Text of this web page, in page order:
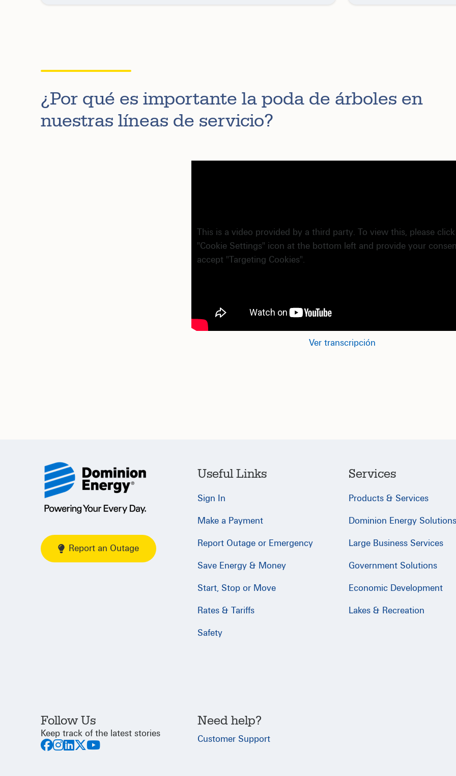
¿Por qué es importante la poda de árboles en
nuestras líneas de servicio?
This is a video provided by a third party. To view this, please
"Cookie Settings" icon at the bottom left and provide your
accept "Targeting Cookies".
Ver transcripción
Report an Outage
Useful Links
Sign In
Make a Payment
Report Outage or Emergency
Save Energy & Money
Start, Stop or Move
Rates & Tariffs
Safety
Services
Products & Services
Dominion Energy Solutions
Large Business Services
Government Solutions
Economic Development
Lakes & Recreation
Follow Us
Keep track of the latest stories
Need help?
Customer Support